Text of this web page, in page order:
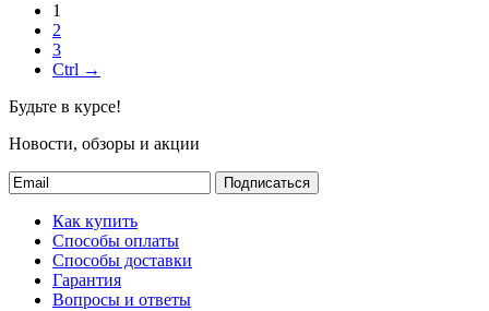
1
2
3
Ctrl →
Будьте в курсе!
Новости, обзоры и акции
Подписаться
Как купить
Способы оплаты
Способы доставки
Гарантия
Вопросы и ответы